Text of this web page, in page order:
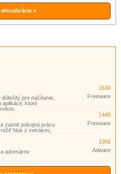
»
pre načítanie,
aplikácií, ktoré
1634
Freeware
zaistiť pokojnú prácu
hluk z vetrákov,
1449
Freeware
adresárov
1355
Adware